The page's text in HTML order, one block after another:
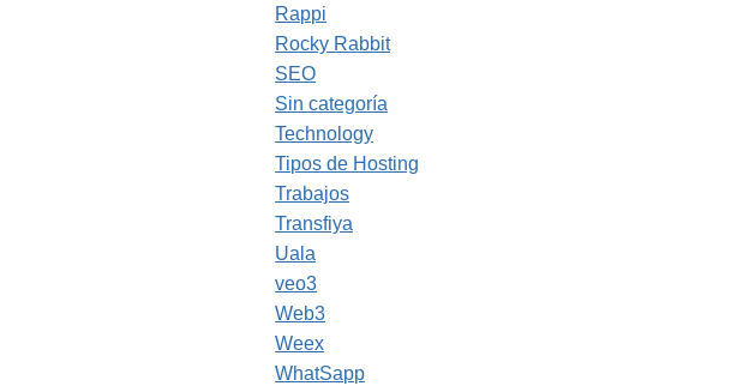
Rappi
Rocky Rabbit
SEO
Sin categoría
Technology
Tipos de Hosting
Trabajos
Transfiya
Uala
veo3
Web3
Weex
WhatSapp